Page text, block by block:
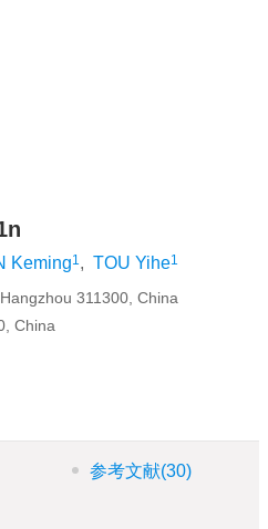
Keming1, TOU Yihe1
311300, China
China
参考文献(30)